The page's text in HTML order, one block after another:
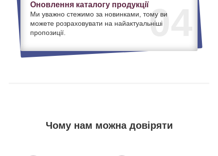
04
Оновлення каталогу продукції
Ми уважно стежимо за новинками, тому ви
можете розраховувати на найактуальніші
пропозиції.
Чому нам можна довіряти